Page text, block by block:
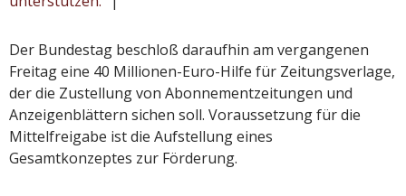
Der Bundestag beschloß daraufhin am vergangenen
Freitag eine 40 Millionen-Euro-Hilfe für Zeitungsverlage,
der die Zustellung von Abonnementzeitungen und
Anzeigenblättern sichen soll. Voraussetzung für die
Mittelfreigabe ist die Aufstellung eines
Gesamtkonzeptes zur Förderung.